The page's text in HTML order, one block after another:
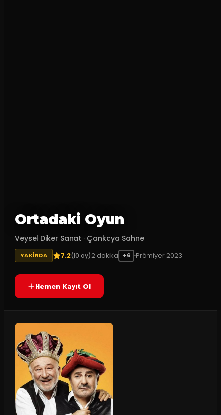
Ortadaki Oyun
Veysel Diker Sanat · Çankaya Sahne
YAKINDA 7.2(10 oy)2 dakika +6 Prömiyer 2023
Hemen Kayıt Ol